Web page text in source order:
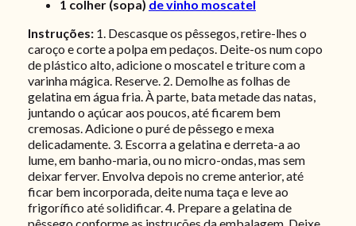
1 colher (sopa) de vinho moscatel
Instruções: 1. Descasque os pêssegos, retire-lhes o
caroço e corte a polpa em pedaços. Deite-os num copo
de plástico alto, adicione o moscatel e triture com a
varinha mágica. Reserve. 2. Demolhe as folhas de
gelatina em água fria. À parte, bata metade das natas,
juntando o açúcar aos poucos, até ficarem bem
cremosas. Adicione o puré de pêssego e mexa
delicadamente. 3. Escorra a gelatina e derreta-a ao
lume, em banho-maria, ou no micro-ondas, mas sem
deixar ferver. Envolva depois no creme anterior, até
ficar bem incorporada, deite numa taça e leve ao
frigorífico até solidificar. 4. Prepare a gelatina de